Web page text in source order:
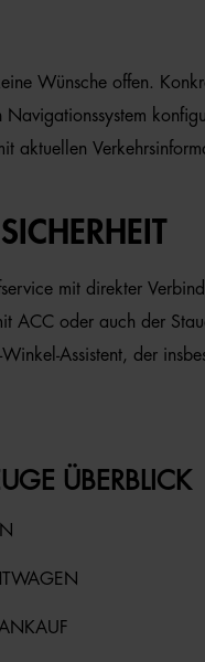
Wünsche offen.
Navigationssystem
aktuellen
mit direkter
ACC oder auch der
Assistent, der
ÜBERBLICK